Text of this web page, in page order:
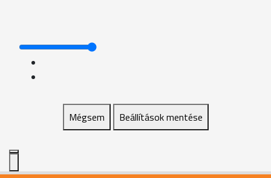
Mégsem Beállítások mentése